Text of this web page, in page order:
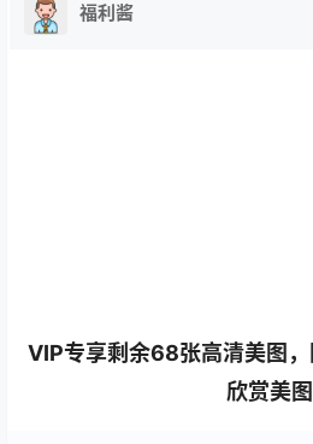
福利酱
VIP专享剩余68张高清美图
欣赏美图